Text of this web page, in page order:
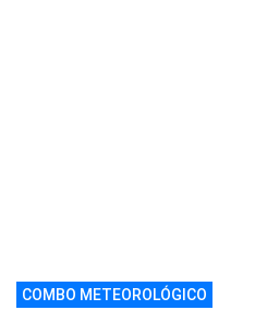
COMBO METEOROLÓGICO